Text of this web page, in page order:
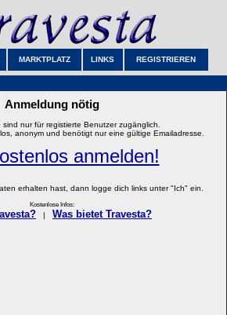
MARKTPLATZ LINKS REGISTRIEREN
Anmeldung nötig
sind nur für registierte Benutzer zugänglich.
anonym und benötigt nur eine gültige Emailadresse.
anmelden!
erhalten hast, dann logge dich links unter "Ich" ein.
Kostenlose Infos:
Was bietet Travesta?